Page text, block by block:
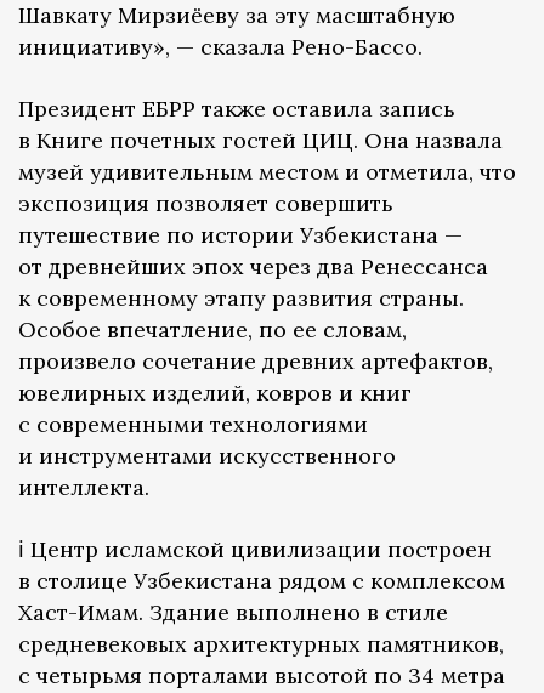
Шавкату Мирзиёеву за эту масштабную
инициативу», — сказала Рено-Бассо.
Президент ЕБРР также оставила запись
в Книге почетных гостей ЦИЦ. Она назвала
музей удивительным местом и отметила, что
экспозиция позволяет совершить
путешествие по истории Узбекистана —
от древнейших эпох через два Ренессанса
к современному этапу развития страны.
Особое впечатление, по ее словам,
произвело сочетание древних артефактов,
ювелирных изделий, ковров и книг
с современными технологиями
и инструментами искусственного
интеллекта.
ℹ️ Центр исламской цивилизации построен
в столице Узбекистана рядом с комплексом
Хаст-Имам. Здание выполнено в стиле
средневековых архитектурных памятников,
с четырьмя порталами высотой по 34 метра